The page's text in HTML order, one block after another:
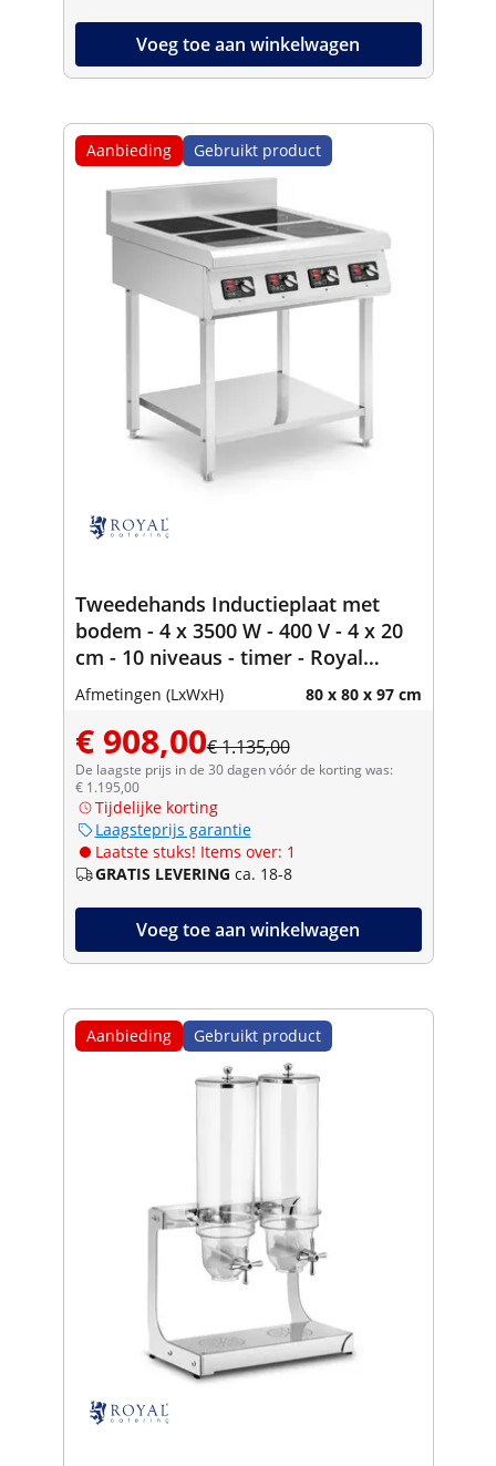
Voeg toe aan winkelwagen
Aanbieding Gebruikt product
Tweedehands Inductieplaat met
bodem - 4 x 3500 W - 400 V - 4 x 20
cm - 10 niveaus - timer - Royal
Catering
Afmetingen (LxWxH) 80 x 80 x 97 cm
€ 908,00€ 1.135,00
De laagste prijs in de 30 dagen vóór de korting was:
€ 1.195,00
Tijdelijke korting
Laagsteprijs garantie
Laatste stuks! Items over: 1
GRATIS LEVERING ca. 18-8
Voeg toe aan winkelwagen
Aanbieding Gebruikt product